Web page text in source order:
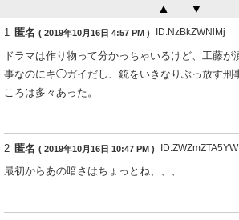
▲ ｜ ▼
1 匿名 ( 2019年10月16日 4:57 PM ) ID:NzBkZWNlMj
ドラマは作り物って分かっちゃいるけど、工藤が
事なのにキ◯ガイだし、銃をいきなりぶっ放す刑
ころは多々あった。
2 匿名 ( 2019年10月16日 10:47 PM ) ID:ZWZmZTA5YW
最初からあの暗さはちょっとね、、、